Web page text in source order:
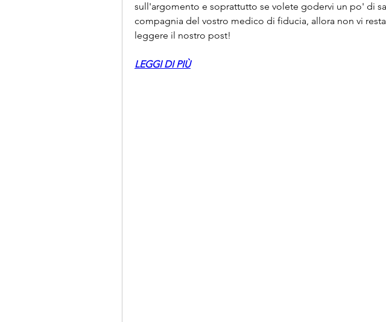
sull'argomento e soprattutto se volete godervi un po' di
compagnia del vostro medico di fiducia, allora non vi
leggere il nostro post!
LEGGI DI PIÙ